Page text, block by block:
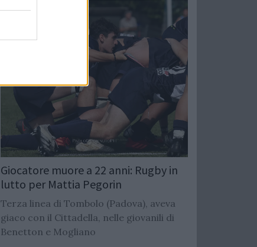
Giocatore muore a 22 anni: Rugby in
lutto per Mattia Pegorin
Terza linea di Tombolo (Padova), aveva
giaco con il Cittadella, nelle giovanili di
Benetton e Mogliano